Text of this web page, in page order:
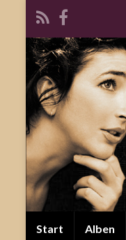
Start Alben